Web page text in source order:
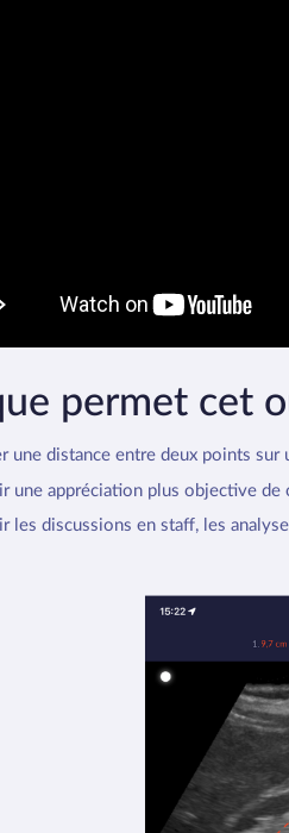
permet cet
une distance entre deux points sur
une appréciation plus objective de
les discussions en staff, les